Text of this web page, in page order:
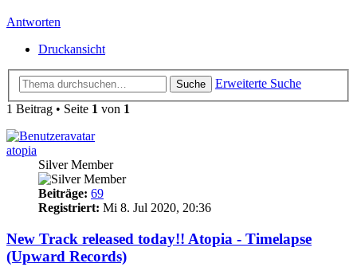
Antworten
Druckansicht
Suche
Erweiterte Suche
1 Beitrag • Seite 1 von 1
atopia
Silver Member
Beiträge: 69
Registriert: Mi 8. Jul 2020, 20:36
New Track released today!! Atopia - Timelapse
(Upward Records)